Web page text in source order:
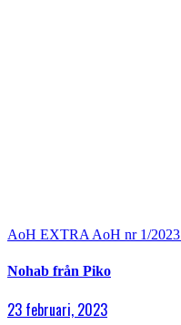
AoH EXTRAAoH nr 1/2023
Nohab från Piko
23 februari, 2023